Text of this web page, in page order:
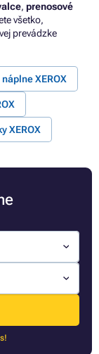
, prenosové
všetko,
prevádzke
XEROX
XEROX